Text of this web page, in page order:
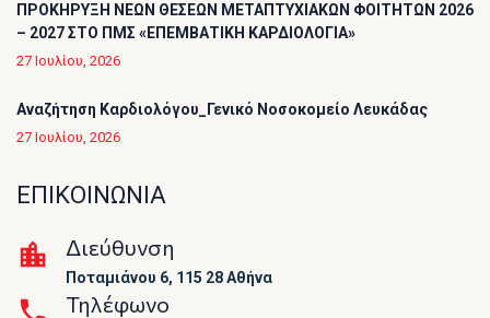
ΠΡΟΚΗΡΥΞΗ ΝΕΩΝ ΘΕΣΕΩΝ ΜΕΤΑΠΤΥΧΙΑΚΩΝ ΦΟΙΤΗΤΩΝ 2026
– 2027 ΣΤΟ ΠΜΣ «ΕΠΕΜΒΑΤΙΚΗ ΚΑΡΔΙΟΛΟΓΙΑ»
27 Ιουλίου, 2026
Αναζήτηση Καρδιολόγου_Γενικό Νοσοκομείο Λευκάδας
27 Ιουλίου, 2026
ΕΠΙΚΟΙΝΩΝΙΑ
Διεύθυνση
Ποταμιάνου 6, 115 28 Αθήνα
Τηλέφωνο